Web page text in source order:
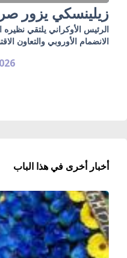
زيلينسكي يزور
الرئيس الأوكراني يلتقي
الانضمام الأوروبي والتعاون
أخبار أخرى في هذا الباب